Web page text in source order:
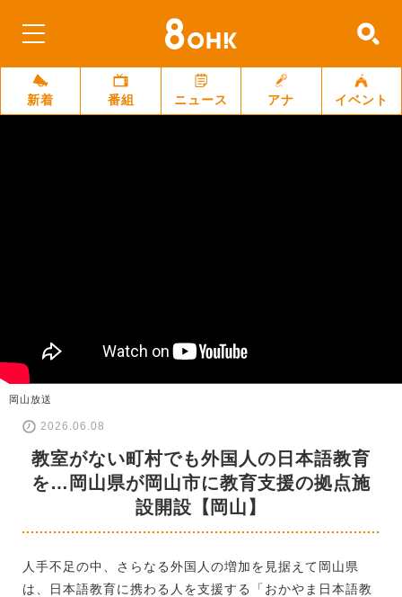
新着 番組 ニュース アナ イベント
岡山放送
2026.06.08
教室がない町村でも外国人の日本語教育
を…岡山県が岡山市に教育支援の拠点施
設開設【岡山】
人手不足の中、さらなる外国人の増加を見据えて岡山県
は、日本語教育に携わる人を支援する「おかやま日本語教